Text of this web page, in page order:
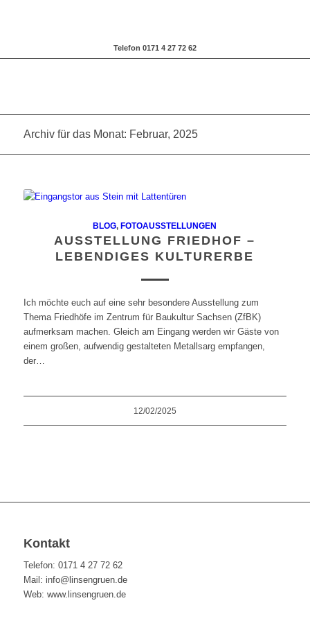
Telefon 0171 4 27 72 62
Archiv für das Monat: Februar, 2025
BLOG,FOTOAUSSTELLUNGEN
AUSSTELLUNG FRIEDHOF –
LEBENDIGES KULTURERBE
Ich möchte euch auf eine sehr besondere Ausstellung zum
Thema Friedhöfe im Zentrum für Baukultur Sachsen (ZfBK)
aufmerksam machen. Gleich am Eingang werden wir Gäste von
einem großen, aufwendig gestalteten Metallsarg empfangen,
der…
12/02/2025
Kontakt
Telefon: 0171 4 27 72 62
Mail: info@linsengruen.de
Web: www.linsengruen.de